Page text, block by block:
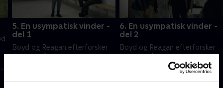
5. En usympatisk vinder -
del 1
Boyd og Reagan efterforsker
mordet på en hurling-stjerne.
6. En usympatisk vinder -
del 2
Boyd og Reagan efterforsker
mordet på en hurling-stjerne.
Undervejs afslører de en
gambling- og prostitutionsring,